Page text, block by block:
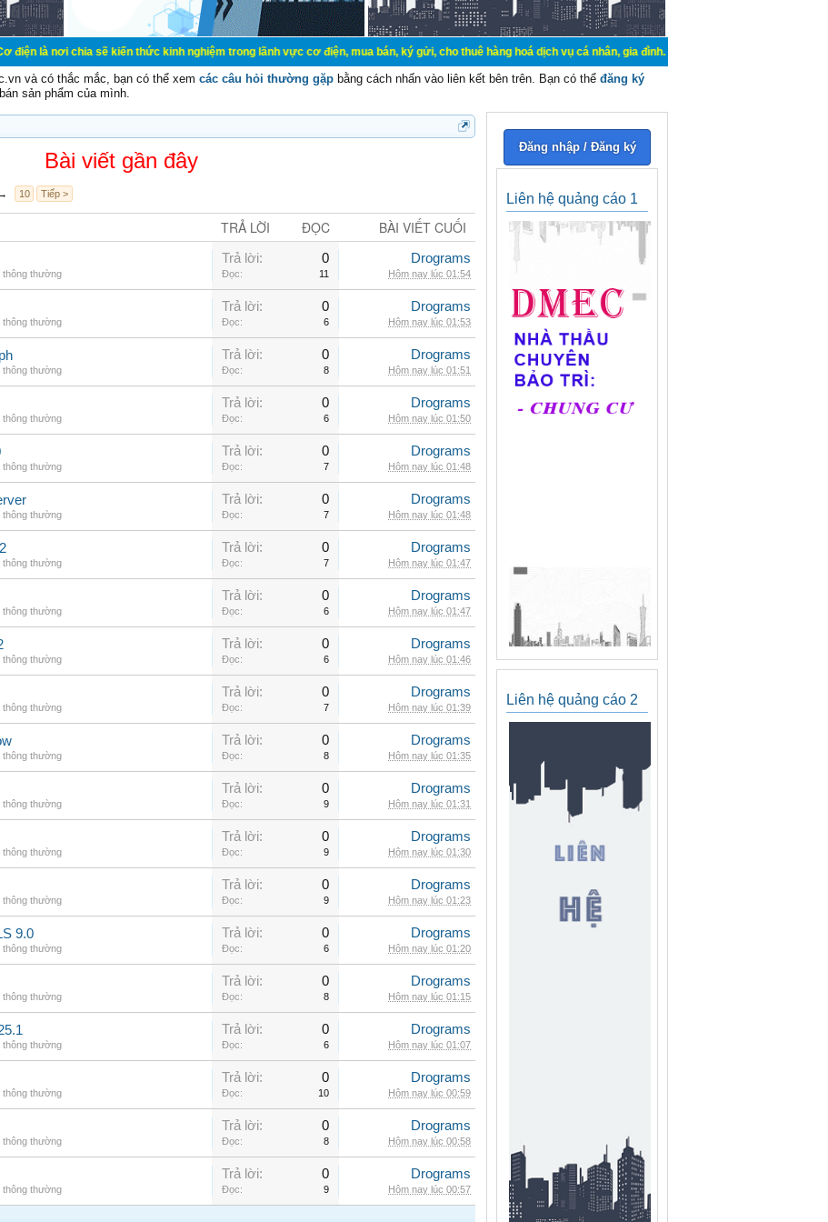
chia sẽ kiến thức kinh nghiệm trong lãnh vực cơ điện, mua bán, ký gửi, cho thuê hàng hoá dịch vụ cá nhân, gia đình. Mua bán, ký gửi, cho thuê thiết bị hệ
và có thắc mắc, bạn có thể xem các câu hỏi thường gặp bằng cách nhấn vào liên kết bên trên. Bạn có thể đăng ký
sản phẩm của mình.
Bài viết gần đây
→ 10 Tiếp >
TRẢ LỜI ĐỌC BÀI VIẾT CUỐI
thông thường
Trả lời: 0
Đọc: 11
Drograms
Hôm nay lúc 01:54
thông thường
Trả lời: 0
Đọc: 6
Drograms
Hôm nay lúc 01:53
thông thường
Trả lời: 0
Đọc: 8
Drograms
Hôm nay lúc 01:51
thông thường
Trả lời: 0
Đọc: 6
Drograms
Hôm nay lúc 01:50
thông thường
Trả lời: 0
Đọc: 7
Drograms
Hôm nay lúc 01:48
thông thường
Trả lời: 0
Đọc: 7
Drograms
Hôm nay lúc 01:48
thông thường
Trả lời: 0
Đọc: 7
Drograms
Hôm nay lúc 01:47
thông thường
Trả lời: 0
Đọc: 6
Drograms
Hôm nay lúc 01:47
thông thường
Trả lời: 0
Đọc: 6
Drograms
Hôm nay lúc 01:46
thông thường
Trả lời: 0
Đọc: 7
Drograms
Hôm nay lúc 01:39
thông thường
Trả lời: 0
Đọc: 8
Drograms
Hôm nay lúc 01:35
thông thường
Trả lời: 0
Đọc: 9
Drograms
Hôm nay lúc 01:31
thông thường
Trả lời: 0
Đọc: 9
Drograms
Hôm nay lúc 01:30
thông thường
Trả lời: 0
Đọc: 9
Drograms
Hôm nay lúc 01:23
9.0
thông thường
Trả lời: 0
Đọc: 6
Drograms
Hôm nay lúc 01:20
thông thường
Trả lời: 0
Đọc: 8
Drograms
Hôm nay lúc 01:15
thông thường
Trả lời: 0
Đọc: 6
Drograms
Hôm nay lúc 01:07
thông thường
Trả lời: 0
Đọc: 10
Drograms
Hôm nay lúc 00:59
thông thường
Trả lời: 0
Đọc: 8
Drograms
Hôm nay lúc 00:58
thông thường
Trả lời: 0
Đọc: 9
Drograms
Hôm nay lúc 00:57
Đăng nhập / Đăng ký
Liên hệ quảng cáo 1
Liên hệ quảng cáo 2